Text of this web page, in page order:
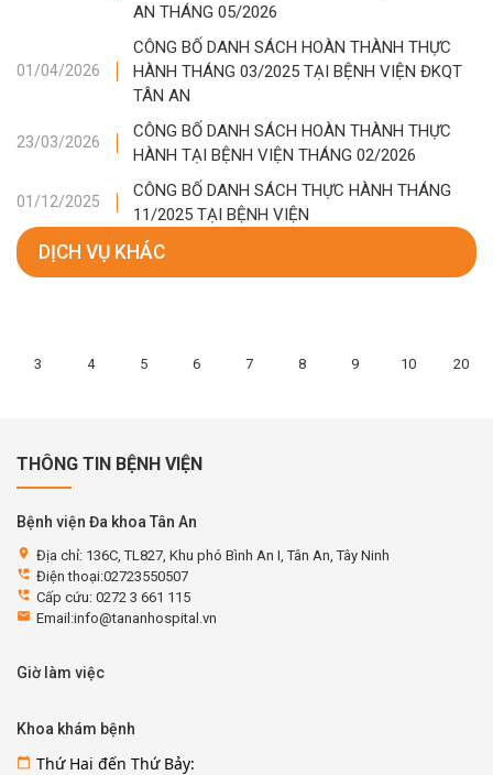
AN THÁNG 05/2026
01/04/2026
CÔNG BỐ DANH SÁCH HOÀN THÀNH THỰC
HÀNH THÁNG 03/2025 TẠI BỆNH VIỆN ĐKQT
TÂN AN
23/03/2026
CÔNG BỐ DANH SÁCH HOÀN THÀNH THỰC
HÀNH TẠI BỆNH VIỆN THÁNG 02/2026
01/12/2025
CÔNG BỐ DANH SÁCH THỰC HÀNH THÁNG
11/2025 TẠI BỆNH VIỆN
DỊCH VỤ KHÁC
3 4 5 6 7 8 9 10 20
THÔNG TIN BỆNH VIỆN
Bệnh viện Đa khoa Tân An
location_on Địa chỉ: 136C, TL827, Khu phó Bình An I, Tân An, Tây Ninh
perm_phone_msg Điện thoại:02723550507
perm_phone_msg Cấp cứu: 0272 3 661 115
email Email:info@tananhospital.vn
Giờ làm việc
Khoa khám bệnh
calendar_today Thứ Hai đến Thứ Bảy: